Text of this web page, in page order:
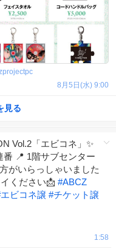
8月5日(水) 9:00
見る
Vol.2「エビコネ」✨
📍 1階サブセンター
がいらっしゃいました
ください📩 #ABCZ
エビコネ譲 #チケット譲
1:58